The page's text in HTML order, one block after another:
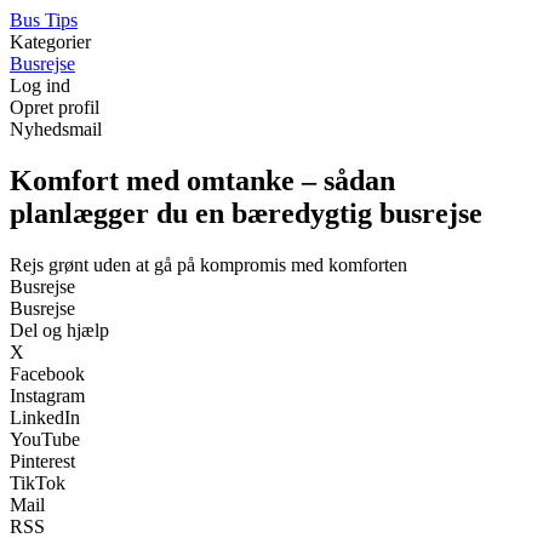
Bus Tips
Kategorier
Busrejse
Log ind
Opret profil
Nyhedsmail
Komfort med omtanke – sådan
planlægger du en bæredygtig busrejse
Rejs grønt uden at gå på kompromis med komforten
Busrejse
Busrejse
Del og hjælp
X
Facebook
Instagram
LinkedIn
YouTube
Pinterest
TikTok
Mail
RSS